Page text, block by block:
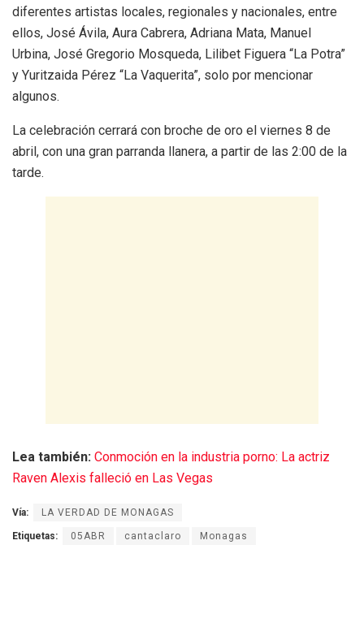
diferentes artistas locales, regionales y nacionales, entre
ellos, José Ávila, Aura Cabrera, Adriana Mata, Manuel
Urbina, José Gregorio Mosqueda, Lilibet Figuera “La Potra”
y Yuritzaida Pérez “La Vaquerita”, solo por mencionar
algunos.
La celebración cerrará con broche de oro el viernes 8 de
abril, con una gran parranda llanera, a partir de las 2:00 de la
tarde.
Lea también: Conmoción en la industria porno: La actriz
Raven Alexis falleció en Las Vegas
Vía: LA VERDAD DE MONAGAS
Etiquetas: 05ABR cantaclaro Monagas